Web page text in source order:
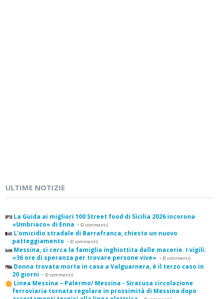
ULTIME NOTIZIE
La Guida ai migliori 100 Street food di Sicilia 2026 incorona
«Umbriaco» di Enna - (0 commenti)
L'omicidio stradale di Barrafranca, chiesto un nuovo
patteggiamento - (0 commenti)
Messina, si cerca la famiglia inghiottita dalle macerie. I vigili:
«36 ore di speranza per trovare persone vive» - (0 commenti)
Donna trovata morta in casa a Valguarnera, è il terzo caso in
20 giorni - (0 commenti)
Linea Messina – Palermo/ Messina - Siracusa circolazione
ferroviaria tornata regolare in prossimità di Messina dopo